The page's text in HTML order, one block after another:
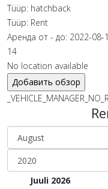
Tüüp: hatchback
Tüüp: Rent
Аренда от - до: 2022-08-
14
No location available
Juuli 2026